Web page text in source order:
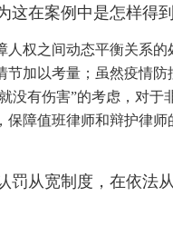
这在案例中是怎样得
人权之间动态平衡关系
加以考量；虽然疫情
没有伤害”的考虑，对
障值班律师和辩护律
从宽制度，在依